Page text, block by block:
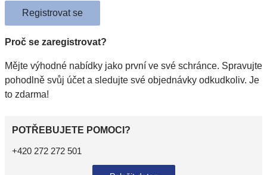
Registrovat se
Proč se zaregistrovat?
Mějte výhodné nabídky jako první ve své schránce. Spravujte
pohodlně svůj účet a sledujte své objednávky odkudkoliv. Je
to zdarma!
POTŘEBUJETE POMOCI?
+420 272 272 501